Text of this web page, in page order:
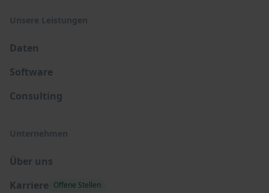
Unsere Leistungen
Daten
Software
Consulting
Unternehmen
Über uns
Karriere Offene Stellen